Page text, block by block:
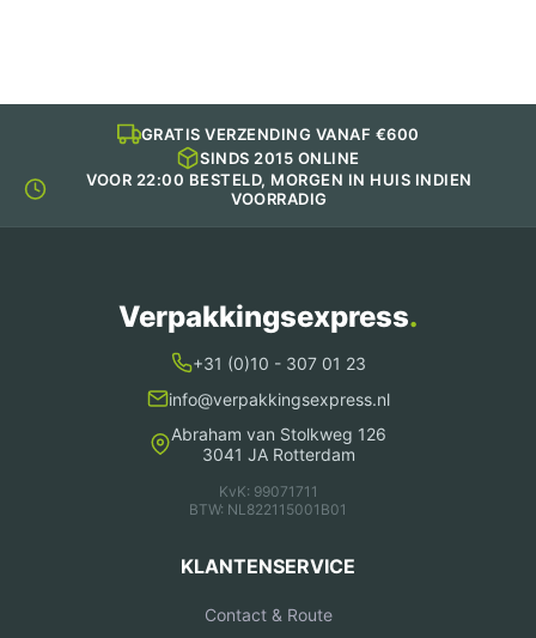
GRATIS VERZENDING VANAF €600
SINDS 2015 ONLINE
VOOR 22:00 BESTELD, MORGEN IN HUIS INDIEN
VOORRADIG
Verpakkingsexpress.
+31 (0)10 - 307 01 23
info@verpakkingsexpress.nl
Abraham van Stolkweg 126
3041 JA Rotterdam
KvK: 99071711
BTW: NL822115001B01
KLANTENSERVICE
Contact & Route